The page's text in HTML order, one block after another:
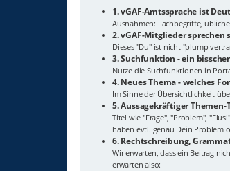
1. vGAF-Amtssprache ist
Ausnahmen: Fachbegriffe,
2. vGAF-Mitglieder
Dieses "Du" ist nicht "plump
3. Suchfunktion - ein
Nutze die Suchfunktionen in
4. Neues Thema - welches
Im Sinne der Übersichtlichkeit
5. Aussagekräftiger
Titel wie "Frage", "Problem",
haben evtl. genau Dein Problem
6. Rechtschreibung,
Wir erwarten, dass ein Beitrag
erwarten also: